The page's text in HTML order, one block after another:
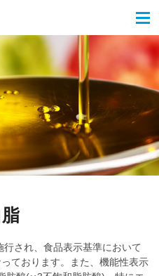
され、食品表示基準において
ております。また、機能性表示